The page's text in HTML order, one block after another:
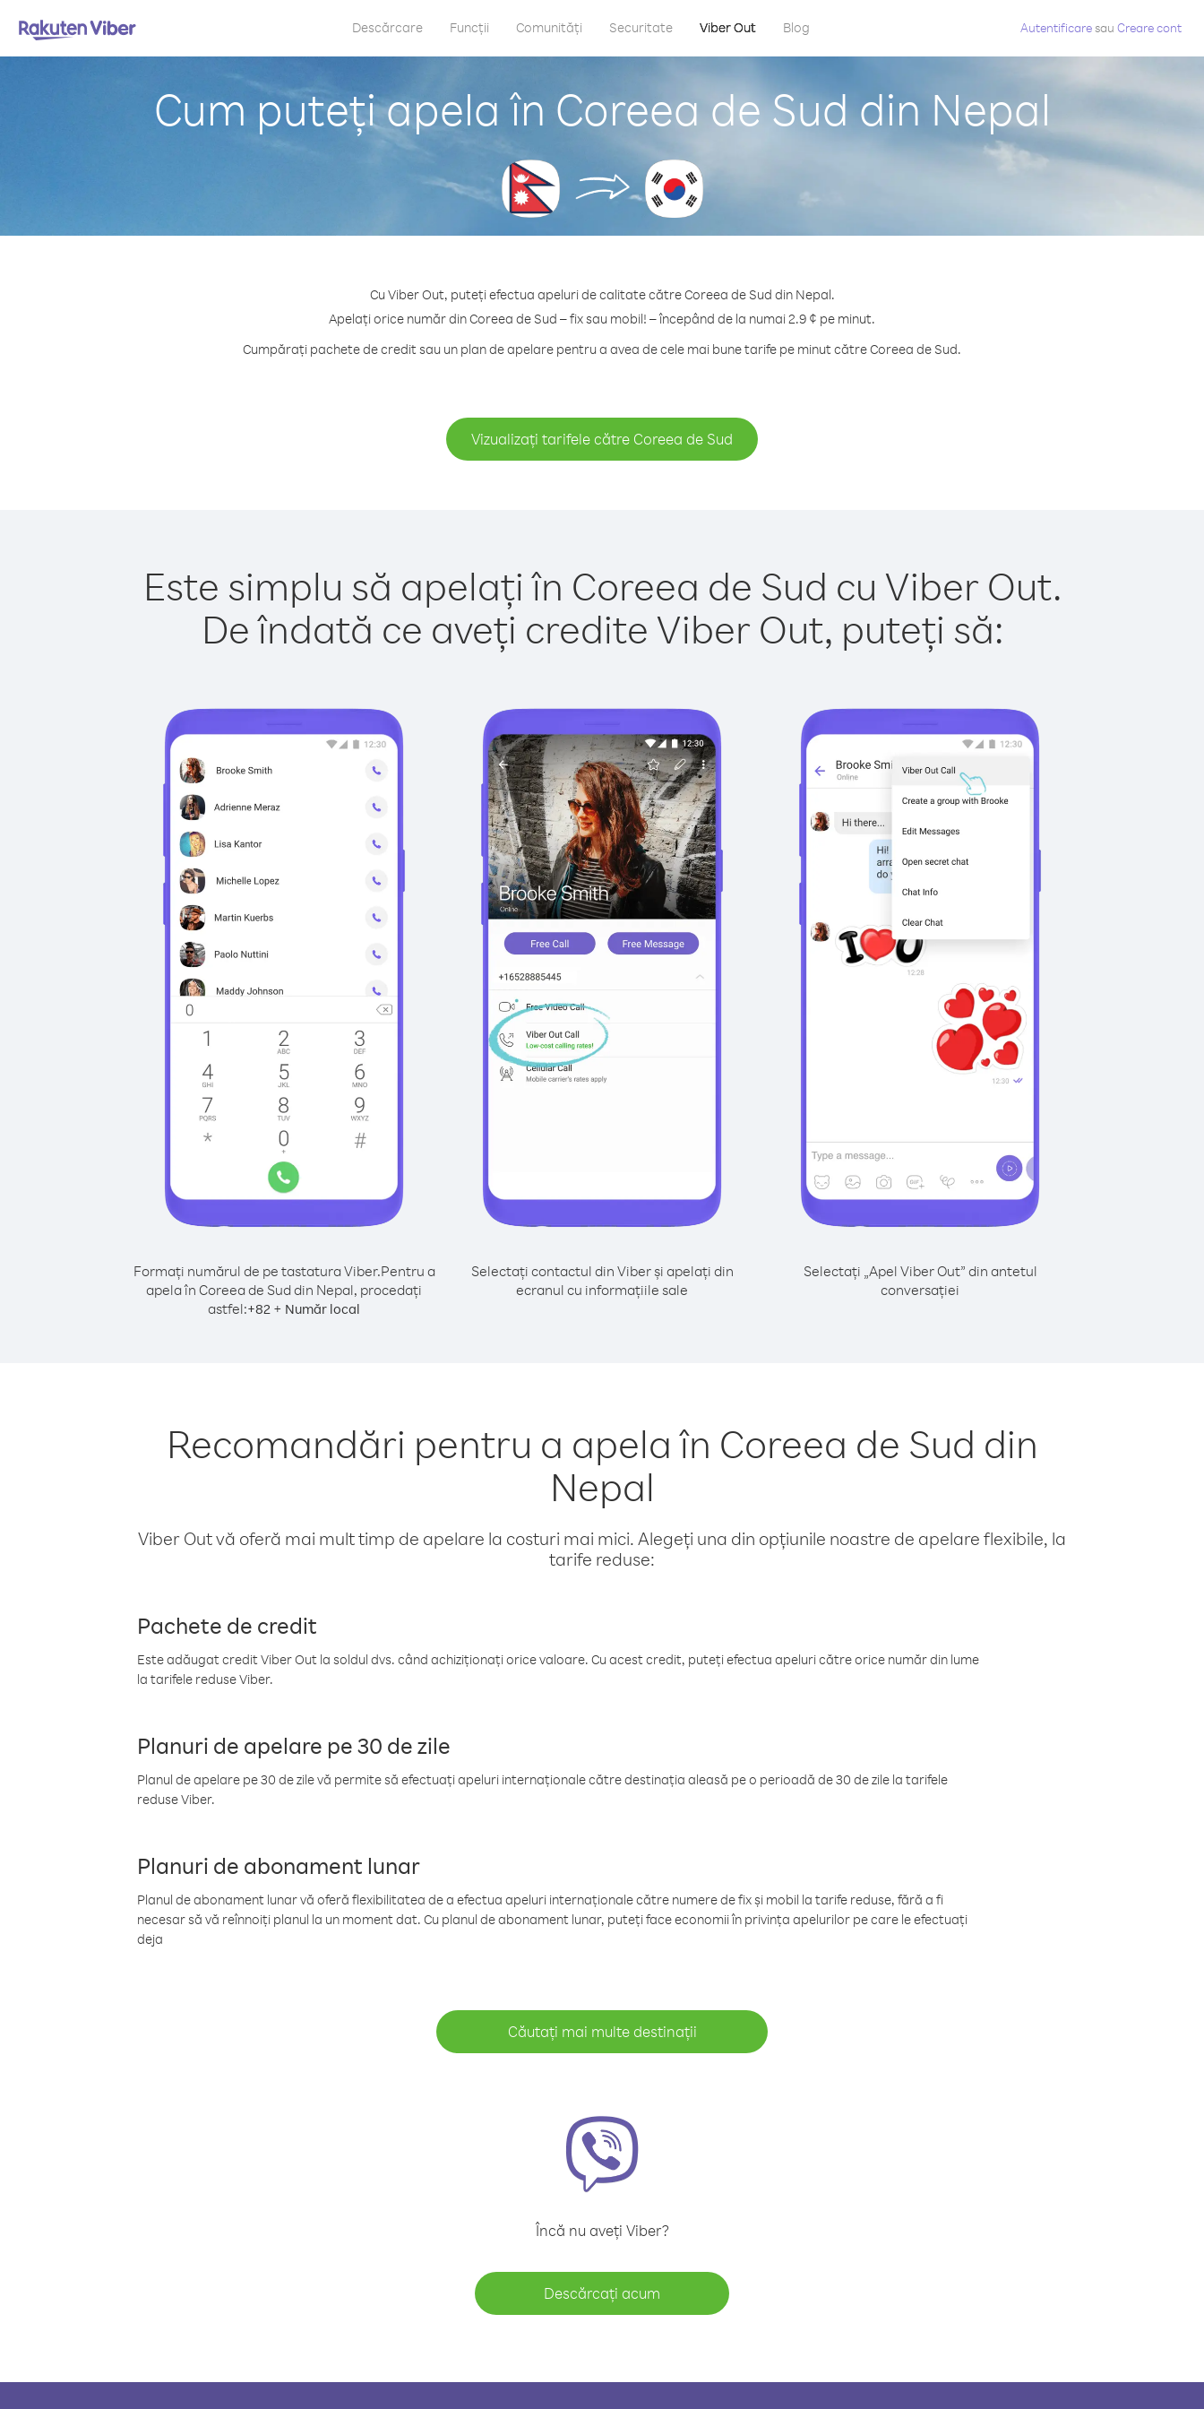
Descărcare Funcții Comunități Securitate Viber Out Blog Autentificaresau Creare cont
Cum puteți apela în Coreea de Sud din Nepal
Cu Viber Out, puteți efectua apeluri de calitate către Coreea de Sud din Nepal.
Apelați orice număr din Coreea de Sud – fix sau mobil! – începând de la numai 2.9 ¢ pe minut.
Cumpărați pachete de credit sau un plan de apelare pentru a avea de cele mai bune tarife pe minut către Coreea de Sud.
Vizualizați tarifele către Coreea de Sud
Este simplu să apelați în Coreea de Sud cu Viber Out.
De îndată ce aveți credite Viber Out, puteți să:
Formați numărul de pe tastatura Viber.Pentru a
apela în Coreea de Sud din Nepal, procedați
astfel:+82 + Număr local
Selectați contactul din Viber și apelați din
ecranul cu informațiile sale
Selectați „Apel Viber Out” din antetul
conversației
Recomandări pentru a apela în Coreea de Sud din
Nepal
Viber Out vă oferă mai mult timp de apelare la costuri mai mici. Alegeți una din opțiunile noastre de apelare flexibile, la
tarife reduse:
Pachete de credit
Este adăugat credit Viber Out la soldul dvs. când achiziționați orice valoare. Cu acest credit, puteți efectua apeluri către orice număr din lume
la tarifele reduse Viber.
Planuri de apelare pe 30 de zile
Planul de apelare pe 30 de zile vă permite să efectuați apeluri internaționale către destinația aleasă pe o perioadă de 30 de zile la tarifele
reduse Viber.
Planuri de abonament lunar
Planul de abonament lunar vă oferă flexibilitatea de a efectua apeluri internaționale către numere de fix și mobil la tarife reduse, fără a fi
necesar să vă reînnoiți planul la un moment dat. Cu planul de abonament lunar, puteți face economii în privința apelurilor pe care le efectuați
deja
Căutați mai multe destinații
Încă nu aveți Viber?
Descărcați acum